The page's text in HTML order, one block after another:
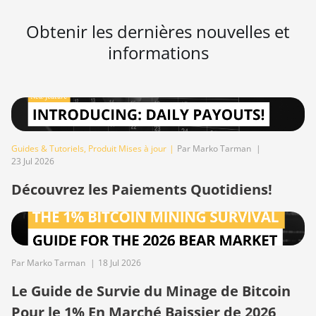
BITMAIN Antminer S19 Hydro
(255Th)
BITMAIN Antminer S19j
BITMAIN Antminer S19j Pro
BITMAIN Antminer S19j XP
(151TH)
(120Th)
Obtenir les dernières nouvelles et
informations
Guides & Tutoriels, Produit Mises à jour | Par Marko Tarman |
23 Jul 2026
Découvrez les Paiements Quotidiens!
Par Marko Tarman | 18 Jul 2026
Le Guide de Survie du Minage de Bitcoin
Pour le 1% En Marché Baissier de 2026